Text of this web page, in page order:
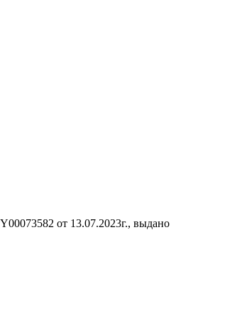
от 13.07.2023г., выдано